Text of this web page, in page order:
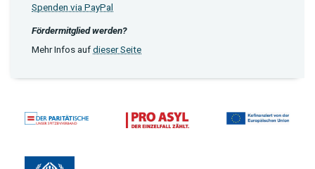
Spenden via PayPal
Fördermitglied werden?
Mehr Infos aufdieser Seite